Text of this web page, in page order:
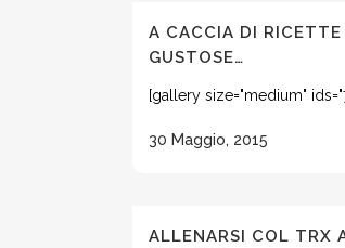
A CACCIA DI RICETTE
GUSTOSE…
[gallery size="medium"
30 Maggio, 2015
ALLENARSI COL TRX